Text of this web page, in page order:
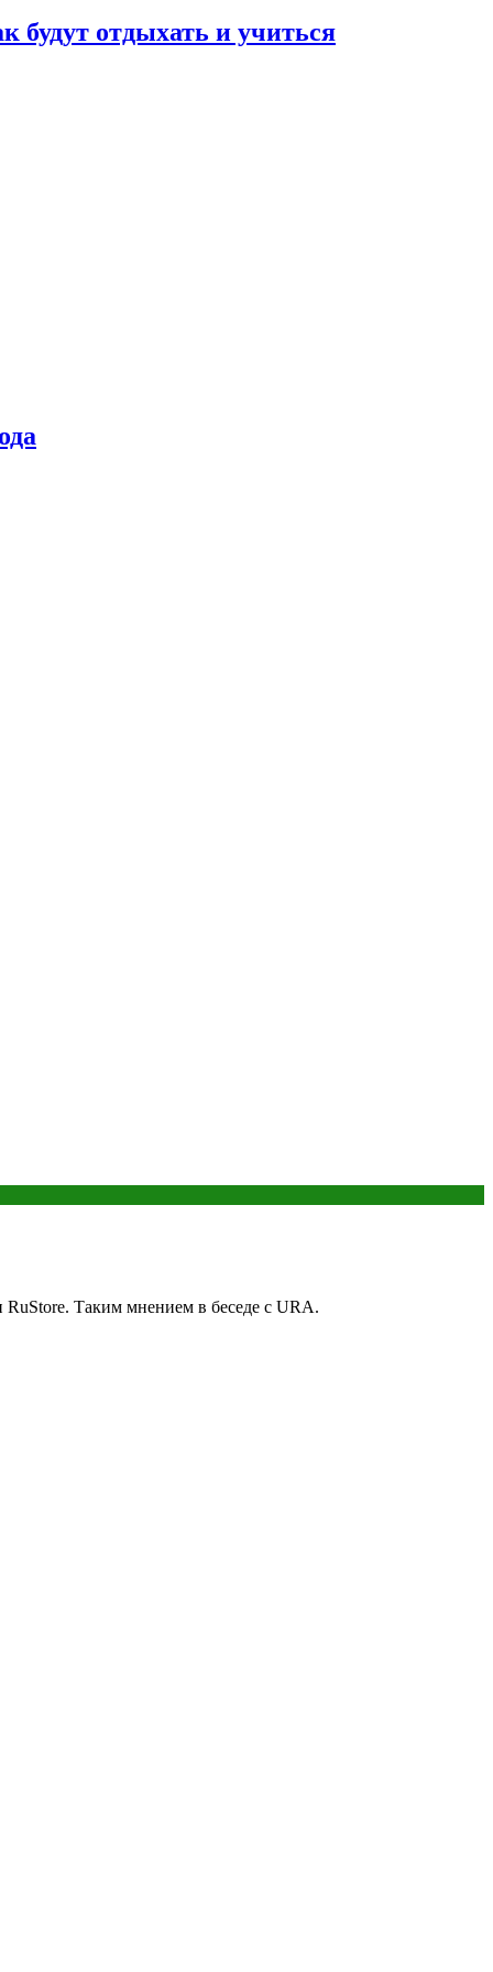
будут отдыхать и учиться
Таким мнением в беседе с URA.